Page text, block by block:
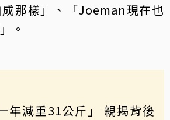
那樣」、「Joeman現在也
。
年減重31公斤」 親揭背後